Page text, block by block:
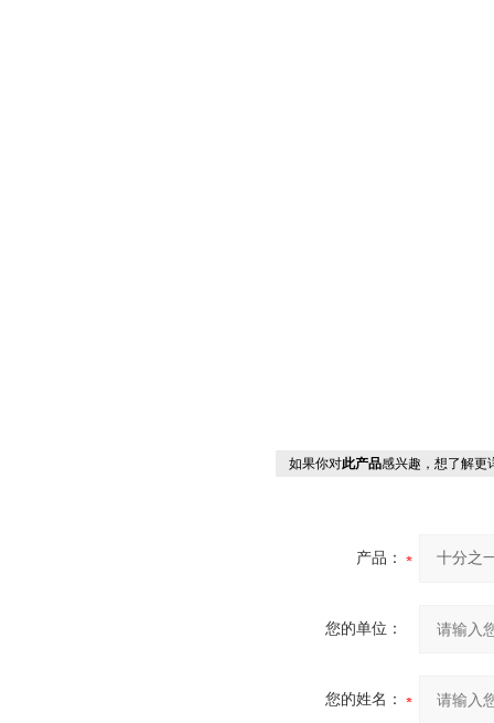
如果你对此产品感兴趣，想了解更
产品：
您的单位：
您的姓名：